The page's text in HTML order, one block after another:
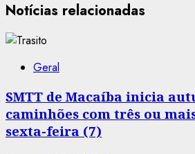
Notícias relacionadas
Geral
SMTT de Macaíba inicia
caminhões com três ou
sexta-feira (7)